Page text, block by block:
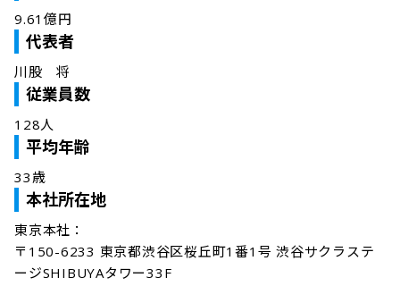
9.61億円
代表者
川股　将
従業員数
128人
平均年齢
33歳
本社所在地
東京本社：
〒150-6233 東京都渋谷区桜丘町1番1号 渋谷サクラステ
ージSHIBUYAタワー33F